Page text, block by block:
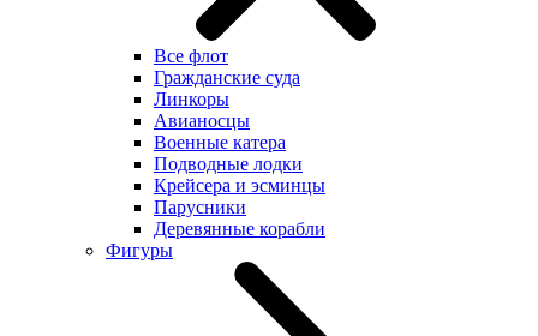
Все флот
Гражданские суда
Линкоры
Авианосцы
Военные катера
Подводные лодки
Крейсера и эсминцы
Парусники
Деревянные корабли
Фигуры